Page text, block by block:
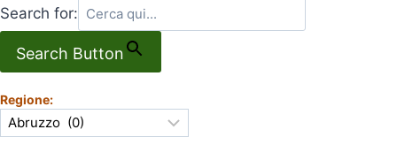
Search for:
Search Button
Regione: